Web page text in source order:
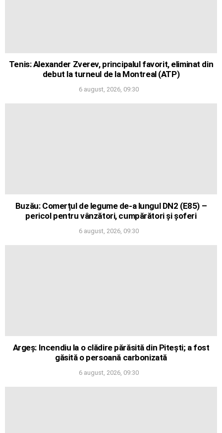
Tenis: Alexander Zverev, principalul favorit, eliminat din
debut la turneul de la Montreal (ATP)
6 august, 2026, 09:30
Buzău: Comerțul de legume de-a lungul DN2 (E85) –
pericol pentru vânzători, cumpărători și șoferi
6 august, 2026, 09:30
Argeș: Incendiu la o clădire părăsită din Pitești; a fost
găsită o persoană carbonizată
6 august, 2026, 09:30